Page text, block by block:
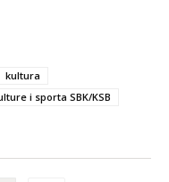
kultura
i sporta SBK/KSB